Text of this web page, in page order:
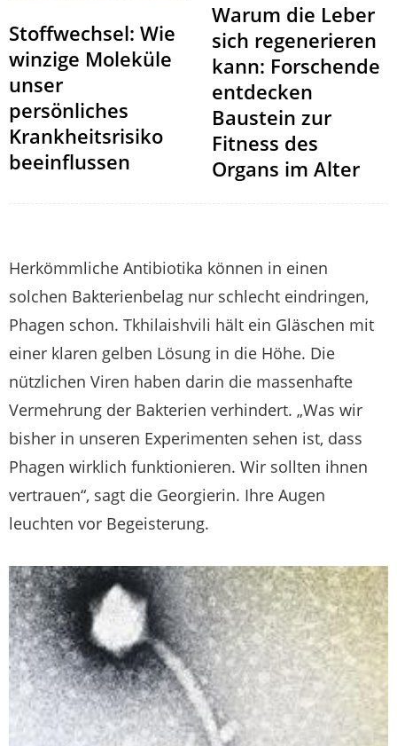
Stoffwechsel: Wie
winzige Moleküle
unser
persönliches
Krankheitsrisiko
beeinflussen
Warum die Leber
sich regenerieren
kann: Forschende
entdecken
Baustein zur
Fitness des
Organs im Alter
Herkömmliche Antibiotika können in einen
solchen Bakterienbelag nur schlecht eindringen,
Phagen schon. Tkhilaishvili hält ein Gläschen mit
einer klaren gelben Lösung in die Höhe. Die
nützlichen Viren haben darin die massenhafte
Vermehrung der Bakterien verhindert. „Was wir
bisher in unseren Experimenten sehen ist, dass
Phagen wirklich funktionieren. Wir sollten ihnen
vertrauen“, sagt die Georgierin. Ihre Augen
leuchten vor Begeisterung.